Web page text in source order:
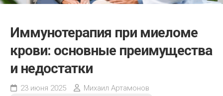
Иммунотерапия при миеломе
крови: основные преимущества
и недостатки
23 июня 2025
Михаил Артамонов